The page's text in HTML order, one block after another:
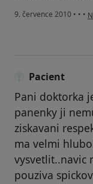
9. července 2010 • • •
Pacient
Pani doktorka
panenky ji
ziskavani
ma velmi
vysvetlit..navic
pouziva